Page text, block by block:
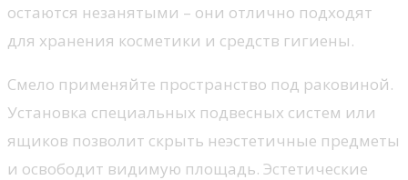
остаются незанятыми – они отлично подходят
для хранения косметики и средств гигиены.
Смело применяйте пространство под раковиной.
Установка специальных подвесных систем или
ящиков позволит скрыть неэстетичные предметы
и освободит видимую площадь. Эстетические